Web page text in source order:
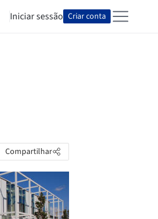
Iniciar sessão Criar conta
Compartilhar